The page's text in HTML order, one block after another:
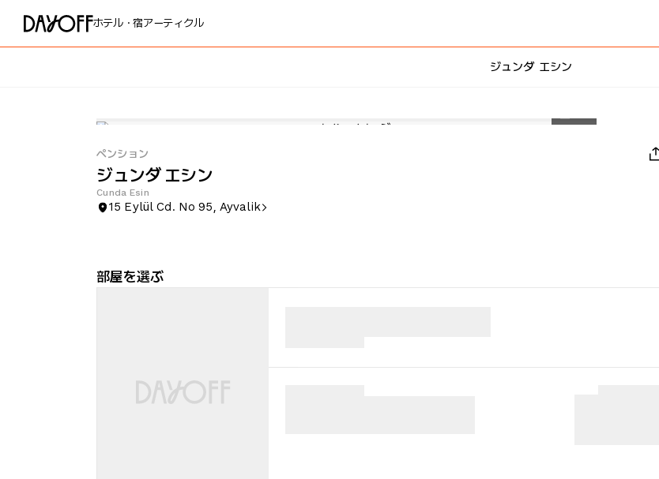
ホテル・宿アーティクル
ジュンダ エシン
ペンション
ジュンダ エシン
Cunda Esin
15 Eylül Cd. No 95, Ayvalik
部屋を選ぶ